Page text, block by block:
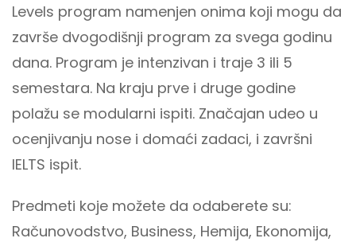
Levels program namenjen onima koji mogu da
završe dvogodišnji program za svega godinu
dana. Program je intenzivan i traje 3 ili 5
semestara. Na kraju prve i druge godine
polažu se modularni ispiti. Značajan udeo u
ocenjivanju nose i domaći zadaci, i završni
IELTS ispit.
Predmeti koje možete da odaberete su:
Računovodstvo, Business, Hemija, Ekonomija,